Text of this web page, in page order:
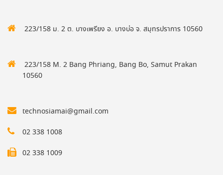
223/158 ม. 2 ต. บางเพรียง อ. บางบ่อ จ. สมุทรปราการ 10560
223/158 M. 2 Bang Phriang, Bang Bo, Samut Prakan
10560
technosiamai@gmail.com
02 338 1008
02 338 1009